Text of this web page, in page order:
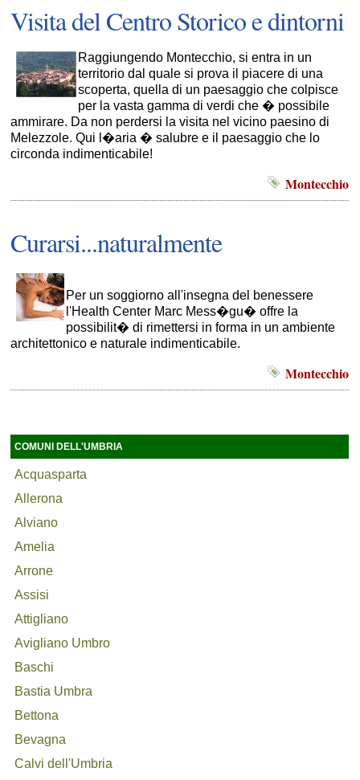
Visita del Centro Storico e dintorni
Raggiungendo Montecchio, si entra in un
territorio dal quale si prova il piacere di una
scoperta, quella di un paesaggio che colpisce
per la vasta gamma di verdi che � possibile
ammirare. Da non perdersi la visita nel vicino paesino di
Melezzole. Qui l�aria � salubre e il paesaggio che lo
circonda indimenticabile!
Montecchio
Curarsi...naturalmente
Per un soggiorno all'insegna del benessere
l'Health Center Marc Mess�gu� offre la
possibilit� di rimettersi in forma in un ambiente
architettonico e naturale indimenticabile.
Montecchio
COMUNI DELL'UMBRIA
Acquasparta
Allerona
Alviano
Amelia
Arrone
Assisi
Attigliano
Avigliano Umbro
Baschi
Bastia Umbra
Bettona
Bevagna
Calvi dell'Umbria